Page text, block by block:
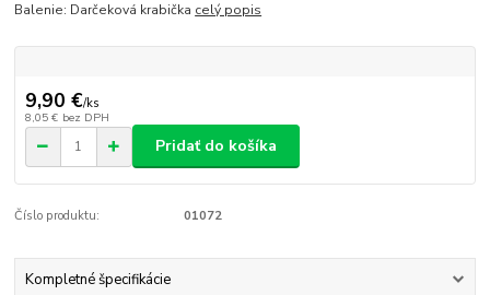
Balenie: Darčeková krabička celý popis
9,90 €/ks
8,05 € bez DPH
Pridať do košíka
Číslo produktu: 01072
Kompletné špecifikácie